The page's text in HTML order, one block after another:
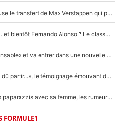
F1 - Une légende de McLaren refuse le transfert de Max Verstappen qui pourrait «faire des vagues» et plomber l'ambiance dans l'équipe
Max Verstappen, Lewis Hamilton… et bientôt Fernando Alonso ? Le classement des pilotes les mieux payés en Formule 1 risque de changer !
F1 - Alpine signe un accord «impensable» et va entrer dans une nouvelle dimension : Grande nouvelle pour Pierre Gasly !
F1 : « Je lui ai fait un câlin, puis j’ai dû partir...», le témoignage émouvant de Max Verstappen sur sa fille
F1 : Charles Leclerc surpris par les paparazzis avec sa femme, les rumeurs étaient vraies !
FORMULE1